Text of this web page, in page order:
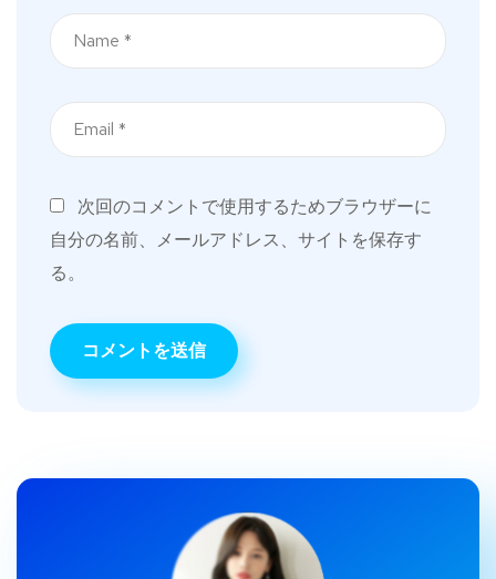
次回のコメントで使用するためブラウザーに
自分の名前、メールアドレス、サイトを保存す
る。